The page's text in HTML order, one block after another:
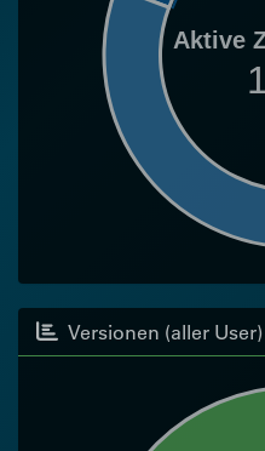
Aktive
Versionen (aller User)